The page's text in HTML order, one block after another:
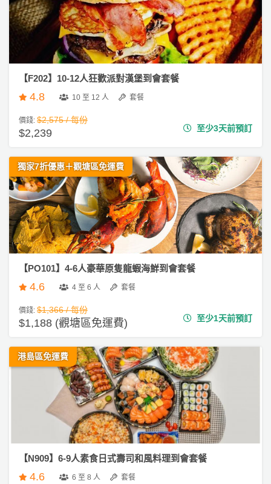
【F202】10-12人狂歡派對漢堡到會套餐
4.8 10 至 12 人 套餐
價錢: $2,575 / 每份
$2,239 至少3天前預訂
獨家7折優惠＋觀塘區免運費
【PO101】4-6人豪華原隻龍蝦海鮮到會套餐
4.6 4 至 6 人 套餐
價錢: $1,366 / 每份
$1,188 (觀塘區免運費) 至少1天前預訂
港島區免運費
【N909】6-9人素食日式壽司和風料理到會套餐
4.6 6 至 8 人 套餐